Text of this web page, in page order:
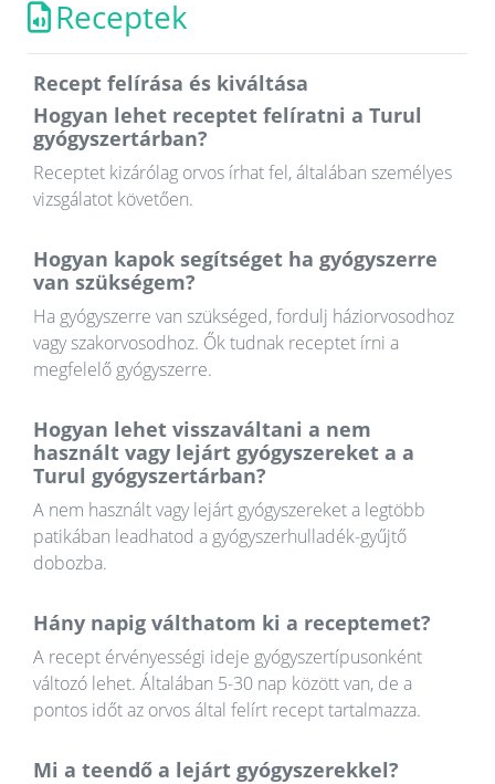
Receptek
Recept felírása és kiváltása
Hogyan lehet receptet felíratni a Turul
gyógyszertárban?
Receptet kizárólag orvos írhat fel, általában személyes
vizsgálatot követően.
Hogyan kapok segítséget ha gyógyszerre
van szükségem?
Ha gyógyszerre van szükséged, fordulj háziorvosodhoz
vagy szakorvosodhoz. Ők tudnak receptet írni a
megfelelő gyógyszerre.
Hogyan lehet visszaváltani a nem
használt vagy lejárt gyógyszereket a a
Turul gyógyszertárban?
A nem használt vagy lejárt gyógyszereket a legtöbb
patikában leadhatod a gyógyszerhulladék-gyűjtő
dobozba.
Hány napig válthatom ki a receptemet?
A recept érvényességi ideje gyógyszertípusonként
változó lehet. Általában 5-30 nap között van, de a
pontos időt az orvos által felírt recept tartalmazza.
Mi a teendő a lejárt gyógyszerekkel?